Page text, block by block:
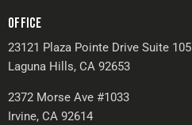
OFFICE
23121 Plaza Pointe Drive Suite 105
Laguna Hills, CA 92653
2372 Morse Ave #1033
Irvine, CA 92614